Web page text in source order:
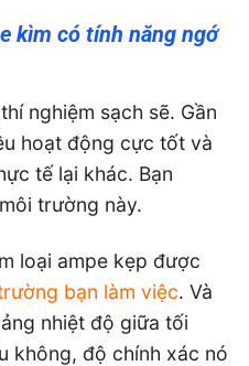
kìm có tính năng ngớ
nghiệm sạch sẽ. Gần
hoạt động cực tốt và
tế lại khác. Bạn
trường này.
loại ampe kẹp được
bạn làm việc. Và
nhiệt độ giữa tối
không, độ chính xác nó